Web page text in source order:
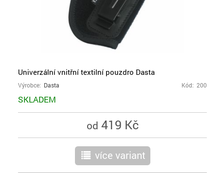
Univerzální vnitřní textilní pouzdro Dasta
Výrobce: Dasta Kód: 200
SKLADEM
od 419 Kč
r více variant